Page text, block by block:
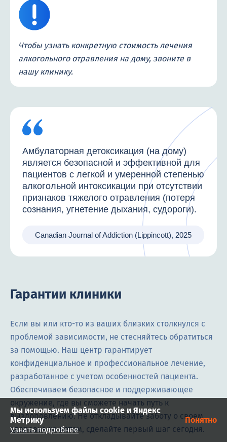
Чтобы узнать конкретную стоимость лечения
алкогольного отравления на дому, звоните в
нашу клинику.
Амбулаторная детоксикация (на дому)
является безопасной и эффективной для
пациентов с легкой и умеренной степенью
алкогольной интоксикации при отсутствии
признаков тяжелого отравления (потеря
сознания, угнетение дыхания, судороги).
Canadian Journal of Addiction (Lippincott), 2025
Гарантии клиники
Если вы или кто-то из ваших близких столкнулся с
проблемой зависимости, не стесняйтесь обратиться
за помощью. Наш центр гарантирует
конфиденциальное и профессиональное лечение,
разработанное с учетом особенностей пациента.
Обеспечиваем безопасное и поддерживающее
окружение, где вы сможете начать путь к
выздоровлению. Не откладывайте заботу о своем
здоровье на потом, сделайте первый шаг сегодня.
Мы используем файлы cookie и Яндекс
Метрику
Узнать подробнее
Понятно